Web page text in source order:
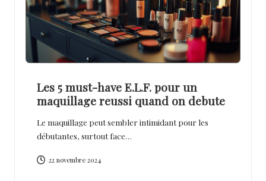
Les 5 must-have E.L.F. pour un
maquillage reussi quand on debute
Le maquillage peut sembler intimidant pour les
débutantes, surtout face…
22 novembre 2024